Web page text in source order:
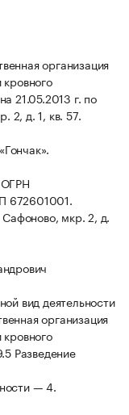
организация
21.05.2013 г. по
2, д. 1, кв. 57.
ОГРН
672601001.
мкр. 2, д.
вид деятельности
организация
Разведение
— 4.